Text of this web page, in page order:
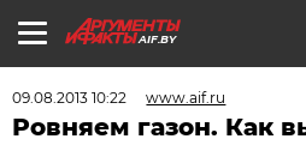
AIF.BY
09.08.2013 10:22 www.aif.ru
Ровняем газон. Как